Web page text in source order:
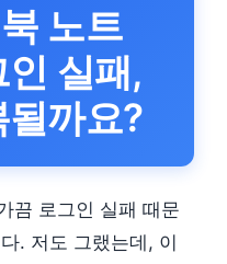
노트
실패,
까요?
끔 로그인 실패 때문
. 저도 그랬는데, 이